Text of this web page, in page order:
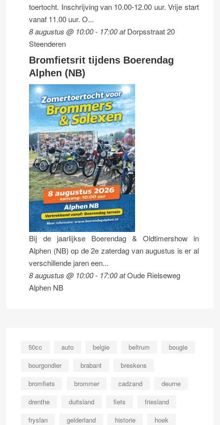
toertocht. Inschrijving van 10.00-12.00 uur. Vrije start
vanaf 11.00 uur. O...
8 augustus @ 10:00- 17:00atDorpsstraat 20
Steenderen
Bromfietsrit tijdens Boerendag
Alphen (NB)
Bij de jaarlijkse Boerendag & Oldtimershow in
Alphen (NB) op de 2e zaterdag van augustus is er al
verschillende jaren een...
8 augustus @ 10:00- 17:00atOude Rielseweg
Alphen NB
50cc auto belgie beltrum
bougie
bourgondier
brabant
breskens
bromfiets
brommer cadzand
deurne
drenthe
duitsland fiets
friesland
fryslan
gelderland historie
hoek